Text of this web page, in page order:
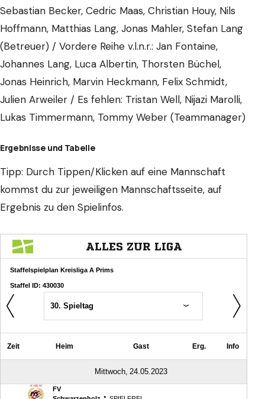
Sebastian Becker, Cedric Maas, Christian Houy, Nils
Hoffmann, Matthias Lang, Jonas Mahler, Stefan Lang
(Betreuer) / Vordere Reihe v.l.n.r.: Jan Fontaine,
Johannes Lang, Luca Albertin, Thorsten Büchel,
Jonas Heinrich, Marvin Heckmann, Felix Schmidt,
Julien Arweiler / Es fehlen: Tristan Well, Nijazi Marolli,
Lukas Timmermann, Tommy Weber (Teammanager)
Ergebnisse und Tabelle
Tipp: Durch Tippen/Klicken auf eine Mannschaft
kommst du zur jeweiligen Mannschaftsseite, auf
Ergebnis zu den Spielinfos.